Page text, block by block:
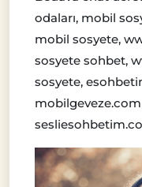
odaları, mobil
mobil sosyete,
sosyete sohbet,
sosyete,